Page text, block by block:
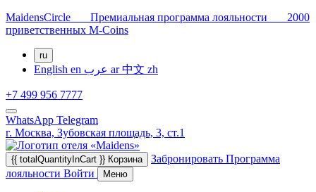
MaidensCircle Премиальная программа лояльности 2000
приветственных M-Coins
ru
English en ar中文 zh
+7 499 956 7777
WhatsApp Telegram
г. Москва, Зубовская площадь, 3, ст.1
{{ totalQuantityInCart }} Корзина Забронировать Программа
лояльности Войти Меню